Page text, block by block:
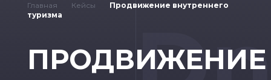
Главная Кейсы
Продвижение внутреннего
туризма
ПРОДВИЖЕНИЕ